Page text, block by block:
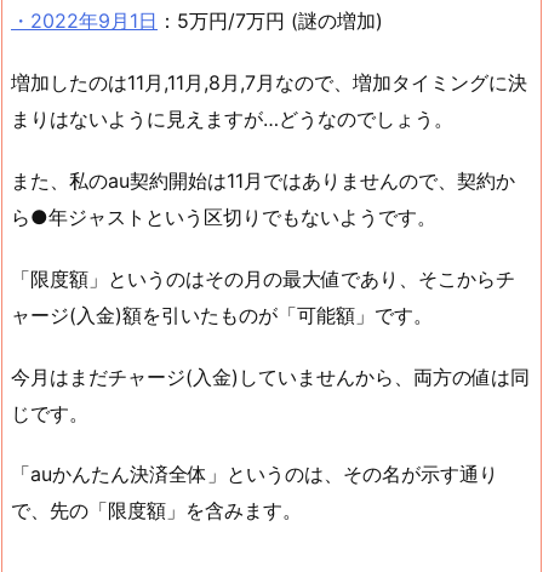
・ 2022年9月1日 ：5万円/7万円 (謎の増加)
増加したのは11月,11月,8月,7月なので、増加タイミングに決
まりはないように見えますが…どうなのでしょう。
また、私のau契約開始は11月ではありませんので、契約か
ら●年ジャストという区切りでもないようです。
「限度額」というのはその月の最大値であり、そこからチ
ャージ(入金)額を引いたものが「可能額」です。
今月はまだチャージ(入金)していませんから、両方の値は同
じです。
「auかんたん決済全体」というのは、その名が示す通り
で、先の「限度額」を含みます。